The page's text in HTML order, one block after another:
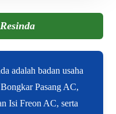
adalah badan usaha
Pasang AC,
Isi Freon AC, serta